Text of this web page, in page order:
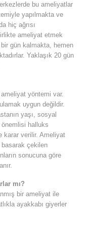
bu ameliyatlar
yapılmakta ve
hiç ağrısı
ameliyat etmek
gün kalmakta, hemen
Yaklaşık 20 gün
yöntemi var.
uygun değildir.
yaşı, sosyal
halluks
karar verilir. Ameliyat
çekilen
sonucuna göre
mı?
bir ameliyat ile
ayakkabı giyerler